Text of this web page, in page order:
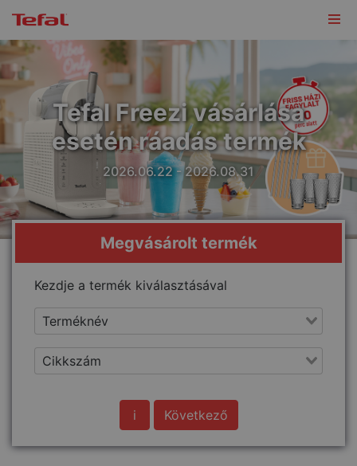
Tefal Freezi vásárlása
esetén ráadás termék
2026.06.22 - 2026.08.31
Megvásárolt termék
Kezdje a termék kiválasztásával
i Következő